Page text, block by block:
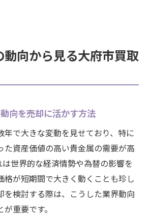
動向から見る大府市買取
向を売却に活かす方法
年で大きな変動を見せており、特に
た資産価値の高い貴金属の需要が高
は世界的な経済情勢や為替の影響を
格が短期間で大きく動くことも珍し
を検討する際は、こうした業界動向
重要です。